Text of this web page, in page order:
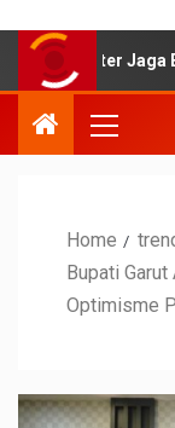
Jaga Etika dan
Home
Bupati
Optimisme